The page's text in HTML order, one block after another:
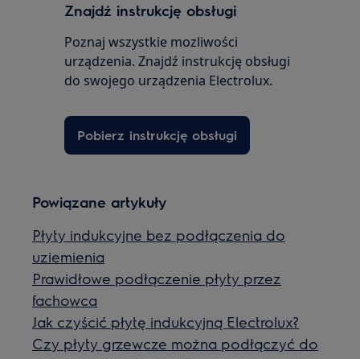
Znajdź instrukcję obsługi
Poznaj wszystkie mozliwości
urządzenia. Znajdź instrukcję obsługi
do swojego urządzenia Electrolux.
Pobierz instrukcję obsługi
Powiązane artykuły
Płyty indukcyjne bez podłączenia do
uziemienia
Prawidłowe podłączenie płyty przez
fachowca
Jak czyścić płytę indukcyjną Electrolux?
Czy płyty grzewcze można podłączyć do